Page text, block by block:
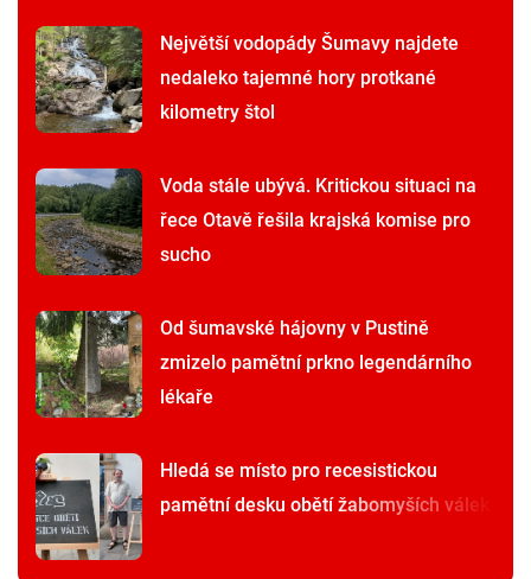
Největší vodopády Šumavy najdete
nedaleko tajemné hory protkané
kilometry štol
Voda stále ubývá. Kritickou situaci na
řece Otavě řešila krajská komise pro
sucho
Od šumavské hájovny v Pustině
zmizelo pamětní prkno legendárního
lékaře
Hledá se místo pro recesistickou
pamětní desku obětí žabomyších válek